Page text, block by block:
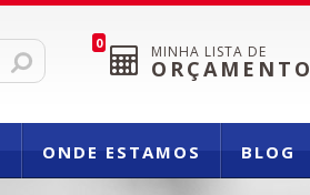
0 MINHA LISTA DE
ORÇAMENTO
ONDE ESTAMOS BLOG